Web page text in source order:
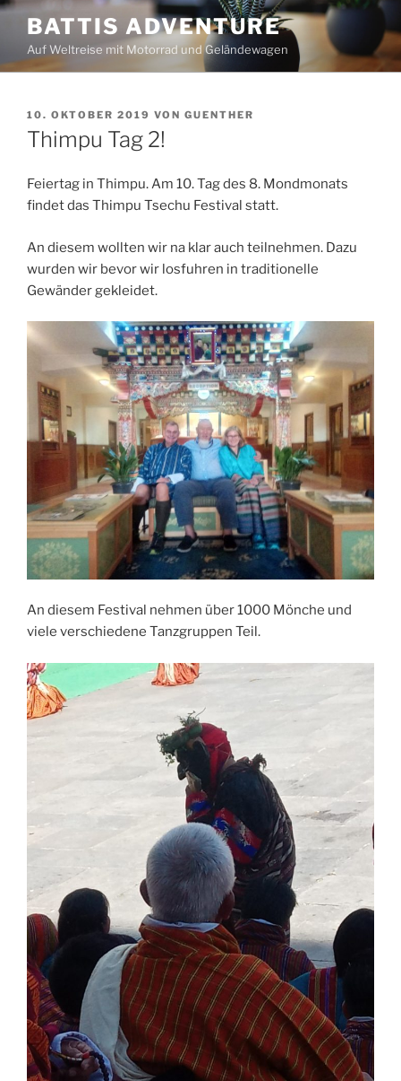
Zum
Inhalt
springen
BATTIS ADVENTURE
Auf Weltreise mit Motorrad und Geländewagen
VERÖFFENTLICHT
AM
10. OKTOBER 2019 VON GUENTHER
Thimpu Tag 2!
Feiertag in Thimpu. Am 10. Tag des 8. Mondmonats
findet das Thimpu Tsechu Festival statt.
An diesem wollten wir na klar auch teilnehmen. Dazu
wurden wir bevor wir losfuhren in traditionelle
Gewänder gekleidet.
An diesem Festival nehmen über 1000 Mönche und
viele verschiedene Tanzgruppen Teil.